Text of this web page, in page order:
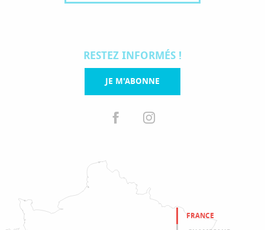
RESTEZ INFORMÉS !
JE M'ABONNE
FRANCE